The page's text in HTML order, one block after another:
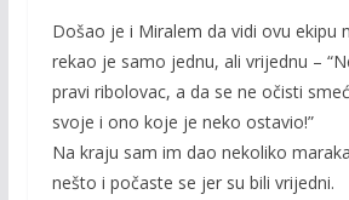
Došao je i Miralem da vidi ovu ekipu
rekao je samo jednu, ali vrijednu –
pravi ribolovac, a da se ne očisti
svoje i ono koje je neko ostavio!”
Na kraju sam im dao nekoliko
nešto i počaste se jer su bili vrijedni.